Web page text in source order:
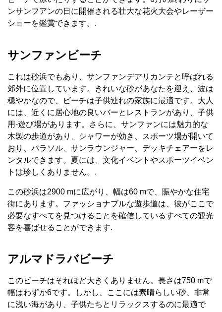
ンサンフアンの日に開催される壮大な花火大会やレーザー
ショーを鑑賞できます。.
サンファンビーチ
これは砂浜でもあり、サンファンデアリカンテと呼ばれる
郊外に位置しています。きれいな砂があなたを迎え、波は
穏やかなので、ビーチは子供連れの家族に最適です。大人
には、近くに居心地の良いバーとレストランがあり、子供
用-遊び場があります。さらに、サンファンには魅力的な
木製の歩道があり、シャワーが効き、スポーツ場が開いて
おり、パラソル、サンラウンジャー、デッキチェアーをレ
ンタルできます。夏には、文化イベントやスポーツイベン
トは珍しくありません。.
この砂浜は2900 mに広がり、幅は60 mで、賑やかな住宅
街にあります。ファッショナブルな遊歩道は、彼がここで
必要なすべてを見つけることを確信しているすべての観光
客を喜ばせることができます.
アルマドラバビーチ
このビーチはそれほど大きくありません。長さは750 mで
幅はわずか6です。しかし、ここには素晴らしい砂、非常
に浅い海があり、子供たちとリラックスするのに最適で